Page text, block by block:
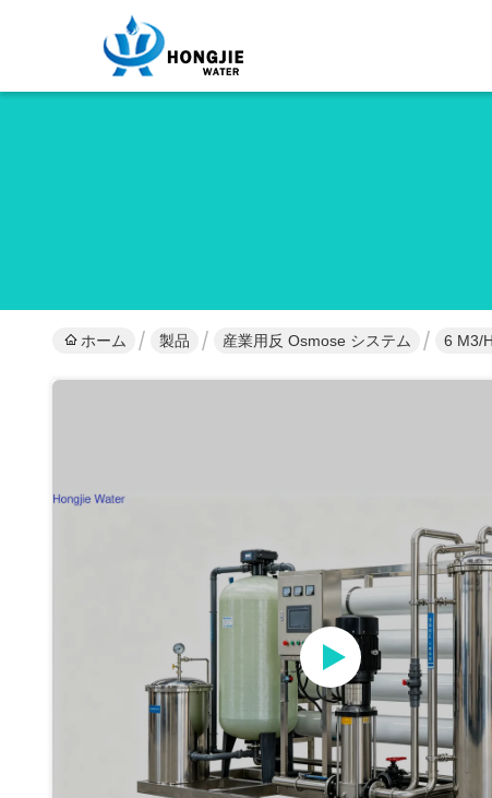
ホーム 製品 産業用反 Osmose システム 6 M3/